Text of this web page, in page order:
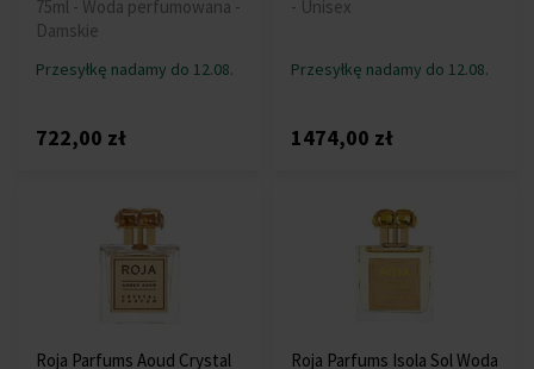
75ml - Woda perfumowana -
Damskie
Przesyłkę nadamy do 12.08.
722,00 zł
- Unisex
Przesyłkę nadamy do 12.08.
1474,00 zł
Roja Parfums Aoud Crystal
Roja Parfums Isola Sol Woda